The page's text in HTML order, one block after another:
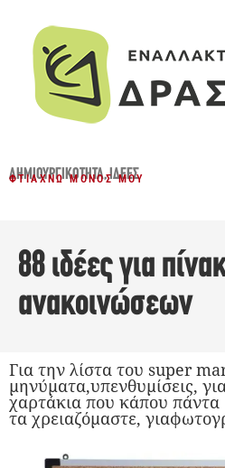
ΔΗΜΙΟΥΡΓΙΚΌΤΗΤΑ,ΙΔΈΕΣ
ΦΤΙΆΧΝΩ ΜΌΝΟΣ ΜΟΥ
88 ιδέες για
ανακοινώσεων
Για την λίστα του super
μηνύματα,υπενθυμίσεις,
χαρτάκια που κάπου πάντα
τα χρειαζόμαστε,